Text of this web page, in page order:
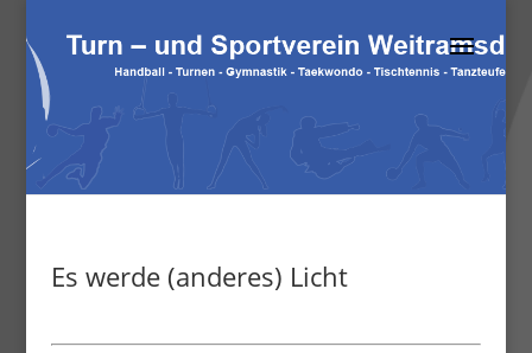
Es werde (anderes) Licht